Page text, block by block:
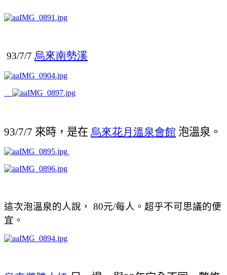
93/7/7 烏來南勢溪
93/7/7 來時，是在 烏來花月溫泉會館 泡溫泉。
這次泡溫泉的人說， 80元/每人。超乎不可思議的便
宜。